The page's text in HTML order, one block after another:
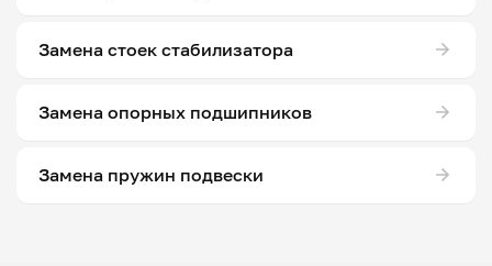
Замена стоек стабилизатора
Замена опорных подшипников
Замена пружин подвески